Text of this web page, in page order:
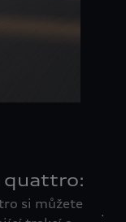
quattro:
si můžete